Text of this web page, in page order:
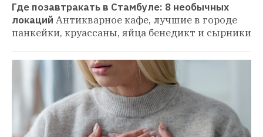
Где позавтракать в Стамбуле: 8 необычных
локаций Антикварное кафе, лучшие в городе
панкейки, круассаны, яйца бенедикт и сырники